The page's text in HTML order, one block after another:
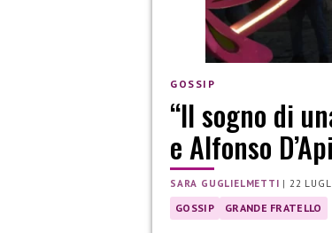
GOSSIP
“Il sogno di
e Alfonso
SARA GUGLIELMETTI |22
GOSSIP GRANDE FRATELLO